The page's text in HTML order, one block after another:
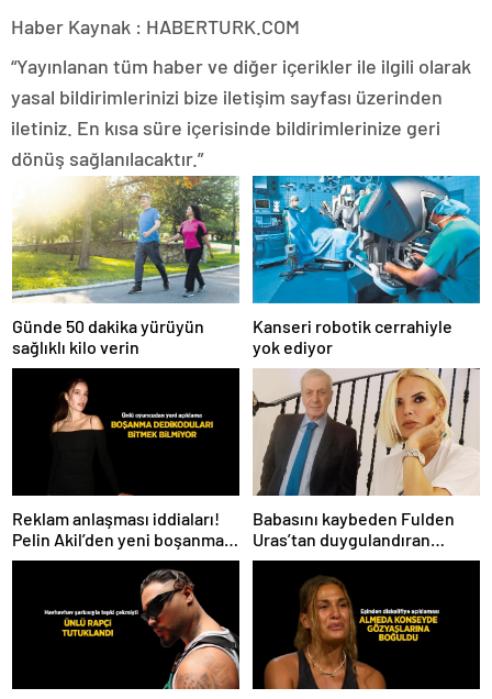
Haber Kaynak : HABERTURK.COM
“Yayınlanan tüm haber ve diğer içerikler ile ilgili olarak
yasal bildirimlerinizi bize iletişim sayfası üzerinden
iletiniz. En kısa süre içerisinde bildirimlerinize geri
dönüş sağlanılacaktır.”
Günde 50 dakika yürüyün
sağlıklı kilo verin
Kanseri robotik cerrahiyle
yok ediyor
Reklam anlaşması iddiaları!
Pelin Akil’den yeni boşanma
açıklaması
Babasını kaybeden Fulden
Uras’tan duygulandıran
paylaşım! ‘Nurlarda uyu’